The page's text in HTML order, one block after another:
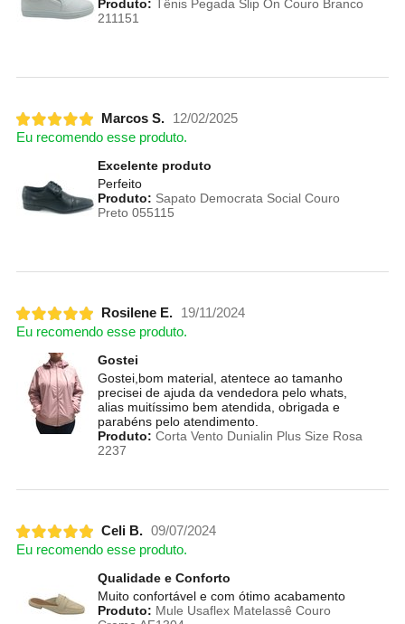
Produto: Tênis Pegada Slip On Couro Branco
211151
Marcos S.
12/02/2025
Eu recomendo esse produto.
Excelente produto
Perfeito
Produto: Sapato Democrata Social Couro
Preto 055115
Rosilene E.
19/11/2024
Eu recomendo esse produto.
Gostei
Gostei,bom material, atentece ao tamanho
precisei de ajuda da vendedora pelo whats,
alias muitíssimo bem atendida, obrigada e
parabéns pelo atendimento.
Produto: Corta Vento Dunialin Plus Size Rosa
2237
Celi B. 09/07/2024
Eu recomendo esse produto.
Qualidade e Conforto
Muito confortável e com ótimo acabamento
Produto: Mule Usaflex Matelassê Couro